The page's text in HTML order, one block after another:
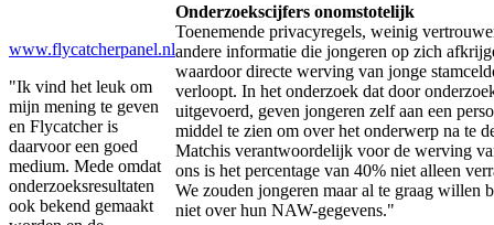
www.flycatcherpanel.nl
"Ik vind het leuk om
mijn mening te geven
en Flycatcher is
daarvoor een goed
medium. Mede omdat
onderzoeksresultaten
ook bekend gemaakt
Onderzoekscijfers onomstotelijk
Toenemende privacyregels, weinig
andere informatie die jongeren op zich
waardoor directe werving van jonge
verloopt. In het onderzoek dat door
uitgevoerd, geven jongeren zelf aan een
middel te zien om over het onderwerp na te
Matchis verantwoordelijk voor de werving
ons is het percentage van 40% niet alleen
We zouden jongeren maar al te graag willen
niet over hun NAW-gegevens."